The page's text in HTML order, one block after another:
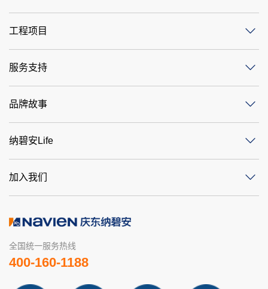
工程项目
服务支持
品牌故事
纳碧安Life
加入我们
全国统一服务热线
400-160-1188